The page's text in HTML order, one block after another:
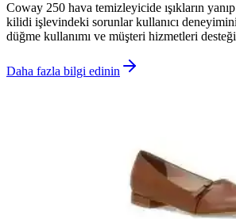
Coway 250 hava temizleyicide ışıkların
kilidi işlevindeki sorunlar kullanıcı
düğme kullanımı ve müşteri hizmetleri
Daha fazla bilgi edinin